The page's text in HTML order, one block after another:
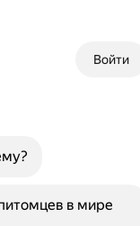
Войти
в мире